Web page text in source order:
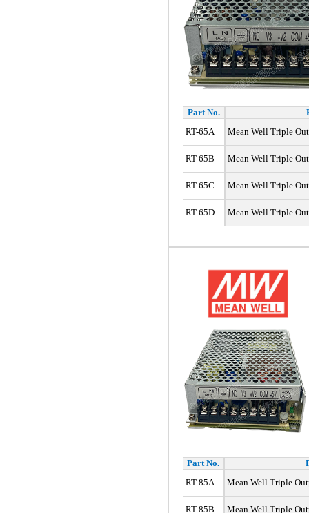
Part No.
RT-65A
Mean Well Triple
RT-65B Mean Well Triple
RT-65C Mean Well Triple
RT-65D Mean Well Triple
Part No.
RT-85A
Mean Well Triple
RT-85B Mean Well Triple